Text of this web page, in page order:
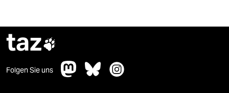
taz
Folgen Sie uns